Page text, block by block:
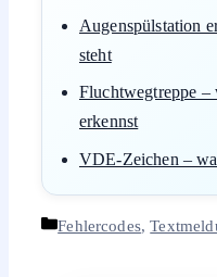
Augenspülstation
steht
Fluchtwegtreppe –
erkennst
VDE-Zeichen –
Kategorien
Fehlercodes,